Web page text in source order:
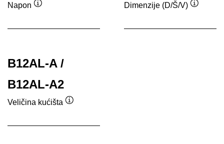
Napon
Dimenzije (D/Š/V)
B12AL-A /
B12AL-A2
Veličina kućišta